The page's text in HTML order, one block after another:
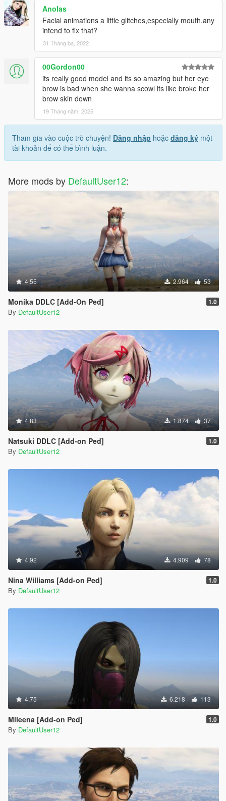
Anolas
Facial animations a little glitches,especially mouth,any
intend to fix that?
31 Tháng ba, 2022
00Gordon00
its really good model and its so amazing but her eye
brow is bad when she wanna scowl its like broke her
brow skin down
19 Tháng năm, 2025
Tham gia vào cuộc trò chuyện! Đăng nhập hoặc đăng ký một
tài khoản để có thể bình luận.
More mods by DefaultUser12:
4.55 2.964 53
Monika DDLC [Add-On Ped] 1.0
By DefaultUser12
4.83 1.874 37
Natsuki DDLC [Add-on Ped] 1.0
By DefaultUser12
4.92 4.909 78
Nina Williams [Add-on Ped] 1.0
By DefaultUser12
4.75 6.218 113
Mileena [Add-on Ped] 1.0
By DefaultUser12